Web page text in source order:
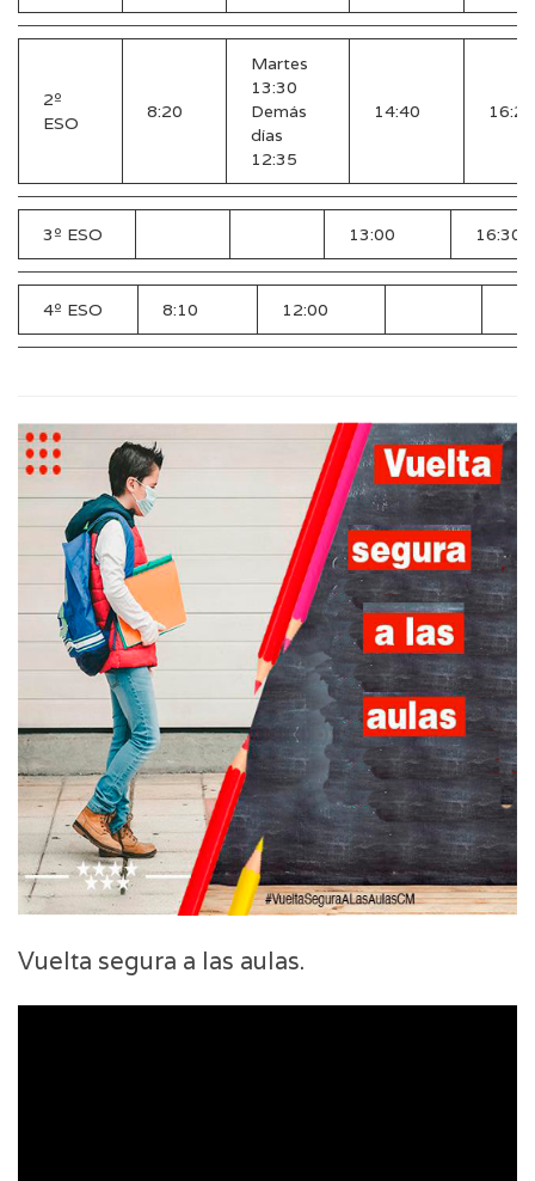
2º
ESO
8:20
Martes
13:30
Demás
días
12:35
14:40 16:25
3º ESO 13:00 16:30
4º ESO 8:10 12:00
Vuelta segura a las aulas.